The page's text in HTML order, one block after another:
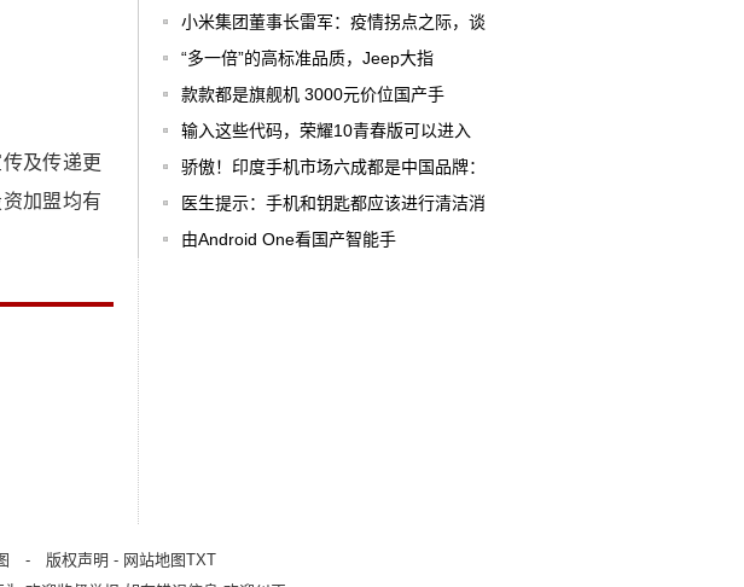
及传递更
加盟均有
小米集团董事长雷军：疫情拐点之际，谈
“多一倍”的高标准品质，Jeep大指
款款都是旗舰机 3000元价位国产手
输入这些代码，荣耀10青春版可以进入
骄傲！印度手机市场六成都是中国品牌：
医生提示：手机和钥匙都应该进行清洁消
由Android One看国产智能手
- 版权声明 - 网站地图TXT